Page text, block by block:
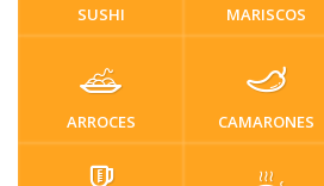
SUSHI MARISCOS
ARROCES CAMARONES